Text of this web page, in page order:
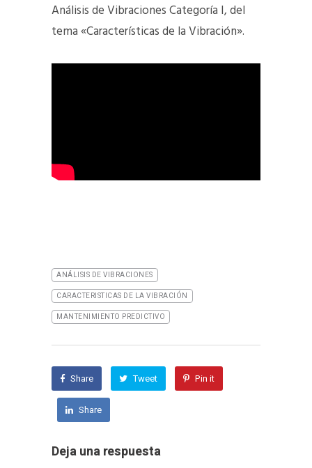
Análisis de Vibraciones Categoría I, del
tema «Características de la Vibración».
ANÁLISIS DE VIBRACIONES
CARACTERISTICAS DE LA VIBRACIÓN
MANTENIMIENTO PREDICTIVO
Share Tweet Pin it
Share
Deja una respuesta